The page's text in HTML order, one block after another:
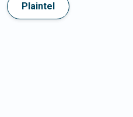
Plaintel